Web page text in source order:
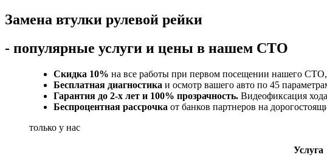
Замена втулки рулевой рейки
- популярные услуги и цены в нашем СТО
Скидка 10% на все работы при первом посещении нашего СТО,
Бесплатная диагностика и осмотр вашего авто по 45
Гарантия до 2-х лет и 100% прозрачность. Видеофиксация
Беспроцентная рассрочка от банков партнеров на
только у нас
Услуга